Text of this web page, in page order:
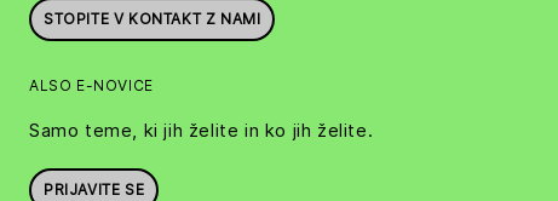
STOPITE V KONTAKT Z NAMI
ALSO E-NOVICE
Samo teme, ki jih želite in ko jih želite.
PRIJAVITE SE